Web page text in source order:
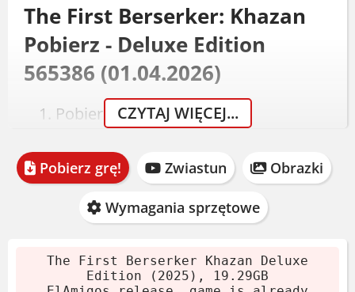
The First Berserker: Khazan
Pobierz - Deluxe Edition
565386 (01.04.2026)
Pobierz archiwum.
Wypakuj za pomocą 7-Zip lub
WinRAR.
Zamontuj obraz płyty lub wypal.
Uruchom instalator. Crack dodaje się
automatycznie.
CZYTAJ WIĘCEJ...
Pobierz grę! Zwiastun Obrazki
Wymagania sprzętowe
The First Berserker Khazan Deluxe
Edition (2025), 19.29GB